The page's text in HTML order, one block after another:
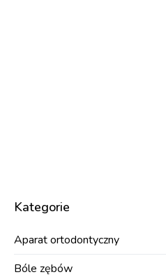
Kategorie
Aparat ortodontyczny
Bóle zębów